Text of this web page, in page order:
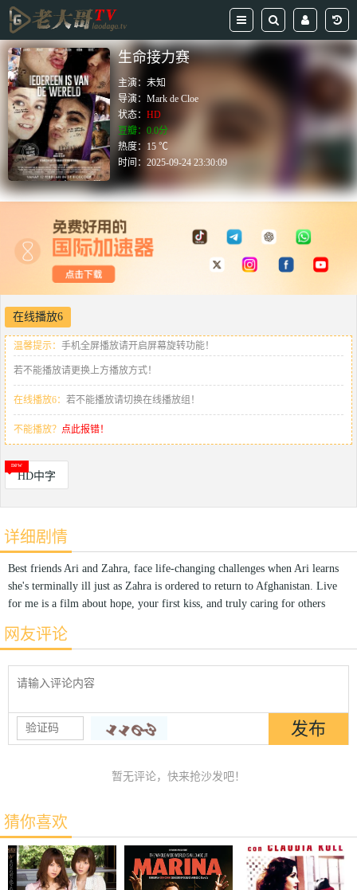
生命接力赛
主演：未知
导演：Mark de Cloe
状态：HD
豆瓣：0.0分
热度：15 ℃
时间：2025-09-24 23:30:09
在线播放6
温馨提示： 手机全屏播放请开启屏幕旋转功能！
若不能播放请更换上方播放方式！
在线播放6： 若不能播放请切换在线播放组！
不能播放？ 点此报错！
HD中字
详细剧情
Best friends Ari and Zahra, face life-changing challenges when Ari learns
she's terminally ill just as Zahra is ordered to return to Afghanistan. Live
for me is a film about hope, your first kiss, and truly caring for others
网友评论
暂无评论，快来抢沙发吧！
猜你喜欢